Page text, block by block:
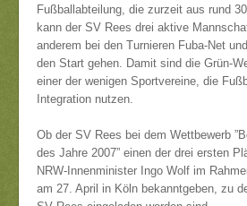
Fußballabteilung, die zurzeit aus rund
kann der SV Rees drei aktive
anderem bei den Turnieren Fuba-Net
den Start gehen. Damit sind die Grün-
einer der wenigen Sportvereine, die
Integration nutzen.
Ob der SV Rees bei dem Wettbewerb
des Jahre 2007” einen der drei ersten
NRW-Innenminister Ingo Wolf im
am 27. April in Köln bekanntgeben, zu